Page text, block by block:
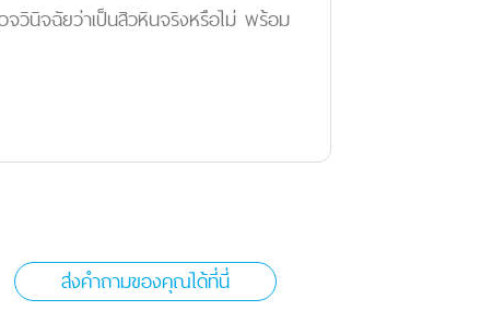
จวินิจฉัยว่าเป็นสิวหินจริงหรือไม่ พร้อม
ส่งคำถามของคุณได้ที่นี่